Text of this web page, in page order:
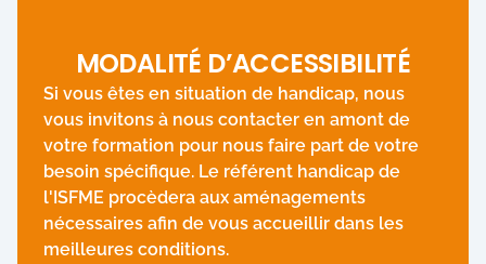
MODALITÉ D’ACCESSIBILITÉ
Si vous êtes en situation de handicap, nous
vous invitons à nous contacter en amont de
votre formation pour nous faire part de votre
besoin spécifique. Le référent handicap de
l'ISFME procèdera aux aménagements
nécessaires afin de vous accueillir dans les
meilleures conditions.